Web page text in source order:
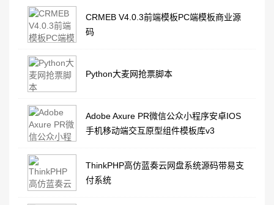
CRMEB V4.0.3前端模板PC端模板商业源
码
Python大麦网抢票脚本
Adobe Axure PR微信公众小程序安卓IOS
手机移动端交互原型组件模板库v3
ThinkPHP高仿蓝奏云网盘系统源码带易支
付系统